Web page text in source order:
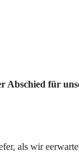
Abschied für
als wir